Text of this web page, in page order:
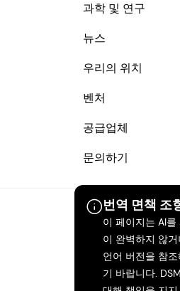
번역 면책 조
이 페이지는 AI
이 완벽하지 않
언어 버전을 참
기 바랍니다.
과학 및 연구
뉴스
우리의 위치
벤처
공급업체
문의하기